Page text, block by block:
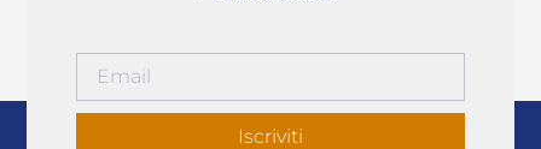
Iscriviti